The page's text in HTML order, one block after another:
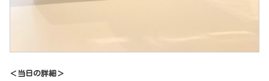
＜当日の詳細＞